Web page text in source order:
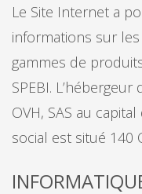
Le Site Internet a
informations sur
gammes de
SPEBI.
OVH, SAS au
social est situé 140